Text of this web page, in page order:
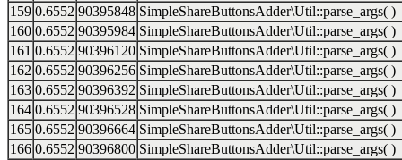
159 0.6552 90395848 SimpleShareButtonsAdder\Util::parse_args( )
160 0.6552 90395984 SimpleShareButtonsAdder\Util::parse_args( )
161 0.6552 90396120 SimpleShareButtonsAdder\Util::parse_args( )
162 0.6552 90396256 SimpleShareButtonsAdder\Util::parse_args( )
163 0.6552 90396392 SimpleShareButtonsAdder\Util::parse_args( )
164 0.6552 90396528 SimpleShareButtonsAdder\Util::parse_args( )
165 0.6552 90396664 SimpleShareButtonsAdder\Util::parse_args( )
166 0.6552 90396800 SimpleShareButtonsAdder\Util::parse_args( )